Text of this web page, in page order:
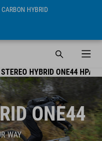
HYBRID
STEREO HYBRID ONE44 HPA
ONE44
WAY